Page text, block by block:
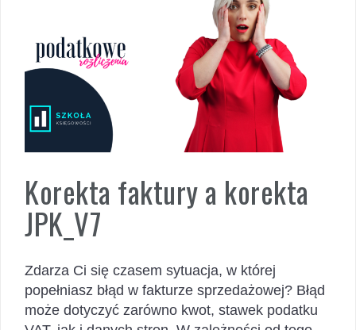
Korekta faktury a korekta
JPK_V7
Zdarza Ci się czasem sytuacja, w której
popełniasz błąd w fakturze sprzedażowej? Błąd
może dotyczyć zarówno kwot, stawek podatku